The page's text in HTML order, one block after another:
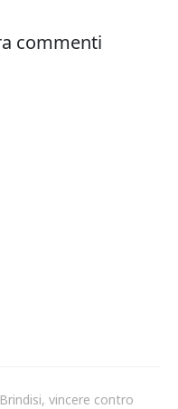
Brindisi, vincere contro